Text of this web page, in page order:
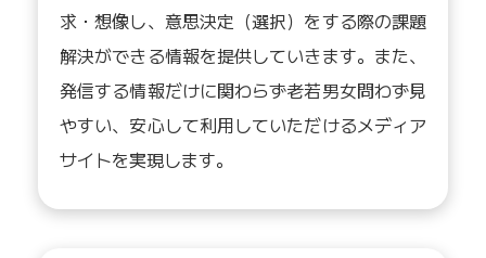
求・想像し、意思決定（選択）をする際の課題
解決ができる情報を提供していきます。また、
発信する情報だけに関わらず老若男女問わず見
やすい、安心して利用していただけるメディア
サイトを実現します。